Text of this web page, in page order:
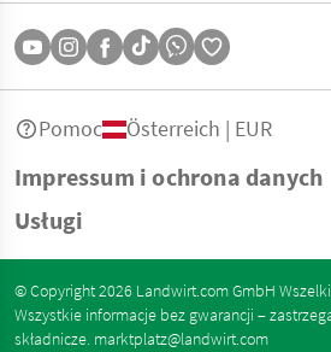
Impressum i ochrona danych
Usługi
Pomoc Österreich | EUR
© Copyright 2026 Landwirt.com GmbH
Wszystkie informacje bez gwarancji –
składnicze. marktplatz@landwirt.com